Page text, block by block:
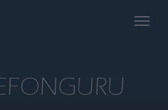
Toggle